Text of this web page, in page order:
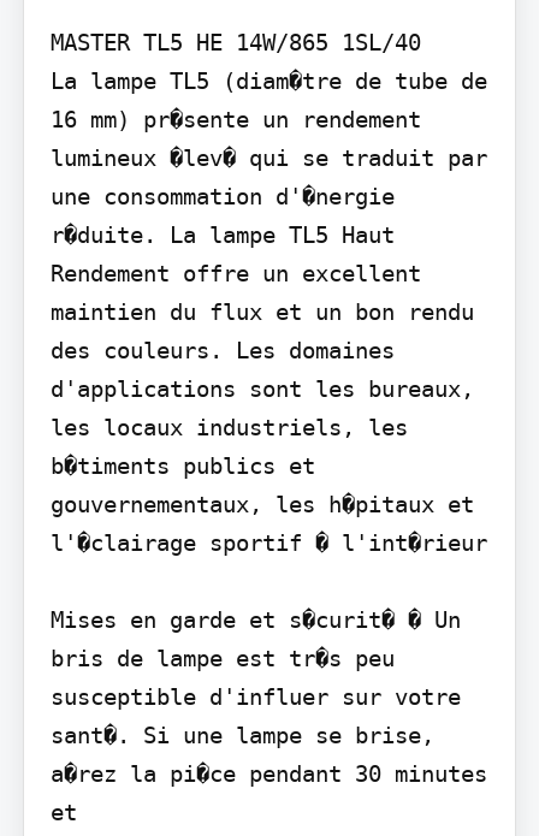
MASTER TL5 HE 14W/865 1SL/40
La lampe TL5 (diam�tre de tube de
16 mm) pr�sente un rendement
lumineux �lev� qui se traduit par
une consommation d'�nergie
r�duite. La lampe TL5 Haut
Rendement offre un excellent
maintien du flux et un bon rendu
des couleurs. Les domaines
d'applications sont les bureaux,
les locaux industriels, les
b�timents publics et
gouvernementaux, les h�pitaux et
l'�clairage sportif � l'int�rieur
Mises en garde et s�curit� � Un
bris de lampe est tr�s peu
susceptible d'influer sur votre
sant�. Si une lampe se brise,
a�rez la pi�ce pendant 30 minutes
et